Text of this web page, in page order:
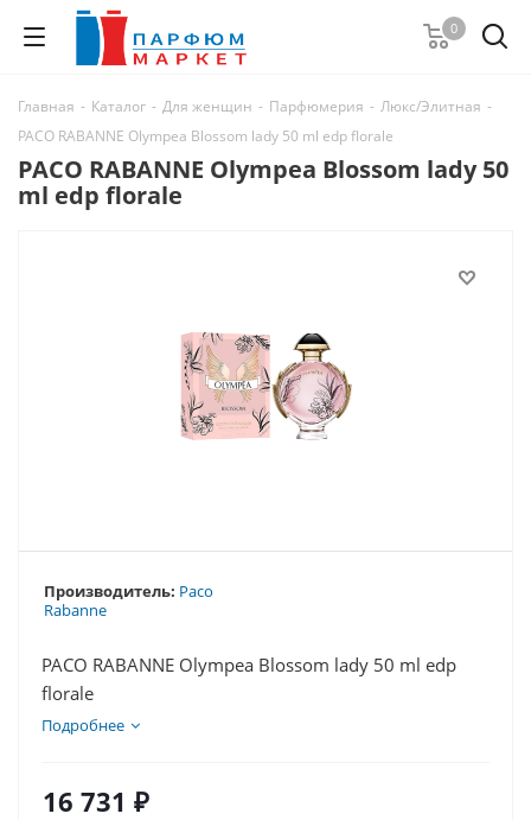
0
Главная - Каталог - Для женщин - Парфюмерия - Люкс/Элитная -
PACO RABANNE Olympea Blossom lady 50 ml edp florale
PACO RABANNE Olympea Blossom lady 50
ml edp florale
Производитель: Paco
Rabanne
PACO RABANNE Olympea Blossom lady 50 ml edp
florale
Подробнее
16 731 ₽